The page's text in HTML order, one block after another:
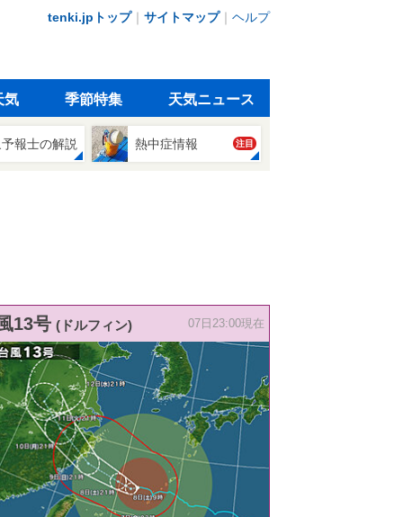
tenki.jpトップ｜ サイトマップ｜ ヘルプ
気 季節特集 天気ニュース
報士の解説 熱中症情報 注目
13号 (ドルフィン) 07日23:00現在